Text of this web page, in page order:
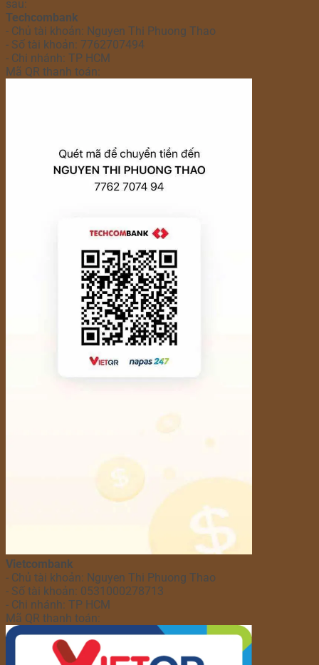
sau:
Techcombank
- Chủ tài khoản: Nguyen Thi Phuong Thao
- Số tài khoản: 7762707494
- Chi nhánh: TP HCM
Mã QR thanh toán:
Vietcombank
- Chủ tài khoản: Nguyen Thi Phuong Thao
- Số tài khoản: 0531000278713
- Chi nhánh: TP HCM
Mã QR thanh toán: